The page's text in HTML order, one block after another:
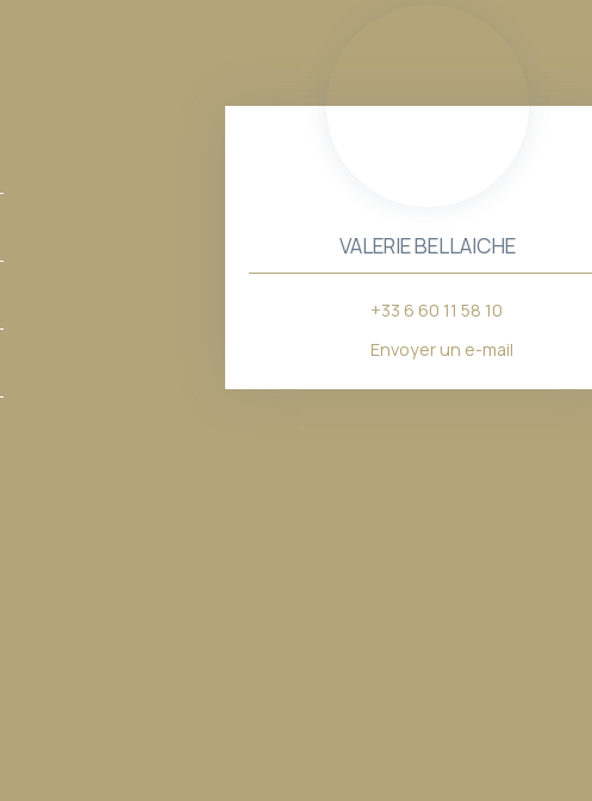
VALERIE BELLAICHE
+33 6 60 11 58 10
Envoyer un e-mail